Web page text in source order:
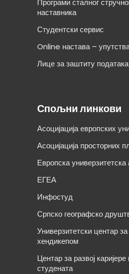
Програми сталног
наставника
Студентски сервис
Online настава –
Лице за заштиту
Спољни линкови
Асоцијација европских
Асоцијација просторних
Европска универзитетска
ЕГЕА
Инфостуд
Српско географско
Универзитетски центар
хендикепом
Центар за развој
студената